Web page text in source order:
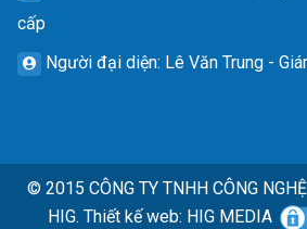
cấp
Người đại diện: Lê Văn Trung -
© 2015 CÔNG TY TNHH CÔNG
HIG. Thiết kế web: HIG MEDIA